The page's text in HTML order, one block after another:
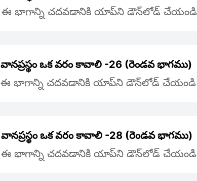
ఈ భాగాన్ని చదవడానికి యాప్‌ని డౌన్‌లోడ్ చేయండి
వానప్రస్థం ఒక వరం కావాలి -26 (రెండవ భాగము)
ఈ భాగాన్ని చదవడానికి యాప్‌ని డౌన్‌లోడ్ చేయండి
వానప్రస్థం ఒక వరం కావాలి -28 (రెండవ భాగము)
ఈ భాగాన్ని చదవడానికి యాప్‌ని డౌన్‌లోడ్ చేయండి